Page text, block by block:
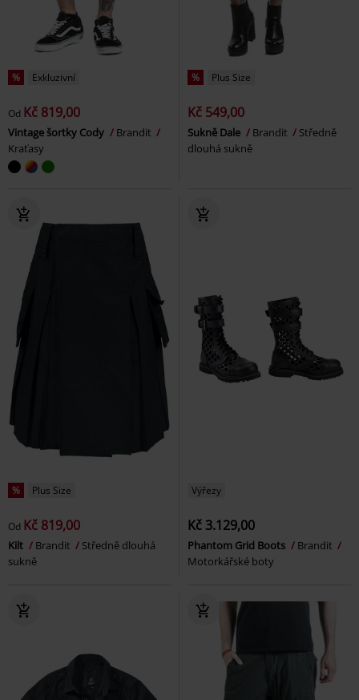
% Exkluzivní
Od Kč 819,00
Vintage šortky Cody
Brandit
Kraťasy
% Plus Size
Kč 549,00
Sukně Dale Brandit
Středně
dlouhá sukně
% Plus Size
Od Kč 819,00
Kilt Brandit
Středně dlouhá
sukně
Výřezy
Kč 3.129,00
Phantom Grid Boots
Brandit
Motorkářské boty